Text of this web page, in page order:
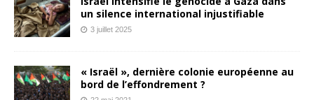
un silence international injustifiable
3 juillet 2025
« Israël », dernière colonie européenne au
bord de l’effondrement ?